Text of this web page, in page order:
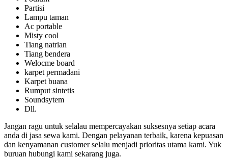
Partisi
Lampu taman
Ac portable
Misty cool
Tiang natrian
Tiang bendera
Welocme board
karpet permadani
Karpet buana
Rumput sintetis
Soundsytem
Dll.
Jangan ragu untuk selalau mempercayakan suksesnya setiap acara
anda di jasa sewa kami. Dengan pelayanan terbaik, karena kepuasan
dan kenyamanan customer selalu menjadi prioritas utama kami. Yuk
buruan hubungi kami sekarang juga.